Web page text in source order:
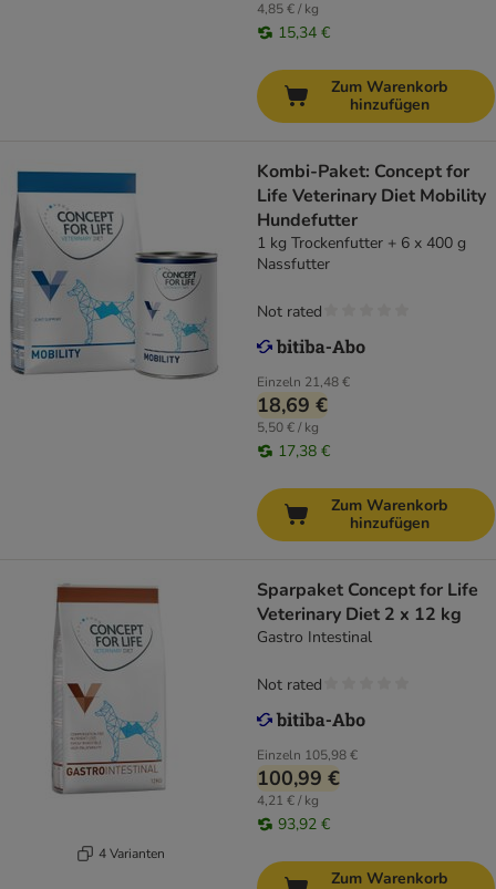
4,85 € / kg
15,34 €
Zum Warenkorb
hinzufügen
Kombi-Paket: Concept for
Life Veterinary Diet Mobility
Hundefutter
1 kg Trockenfutter + 6 x 400 g
Nassfutter
Einzeln 21,48 €
18,69 €
5,50 € / kg
17,38 €
Not rated
Zum Warenkorb
hinzufügen
4 Varianten
Sparpaket Concept for Life
Veterinary Diet 2 x 12 kg
Gastro Intestinal
Einzeln 105,98 €
100,99 €
4,21 € / kg
93,92 €
Not rated
Zum Warenkorb